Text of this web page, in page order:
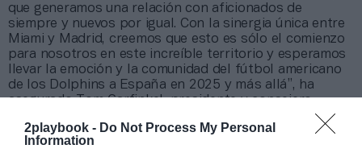
2playbook - Do Not Process My Personal
Information
que generamos una relación con aficionados de
siempre y nuevos por igual. Con la sinergia única entre
Miami y Madrid, creemos que esto es sólo el comienzo
para nosotros en este increíble territorio y esperamos
llevar la emoción y la comunidad del fútbol americano
de los Dolphins a España en 2025 y más allá”, ha
asegurado Tom Garfinkel, presidente y consejero
“La NFL y los Miami Dolphins han elegido Madrid